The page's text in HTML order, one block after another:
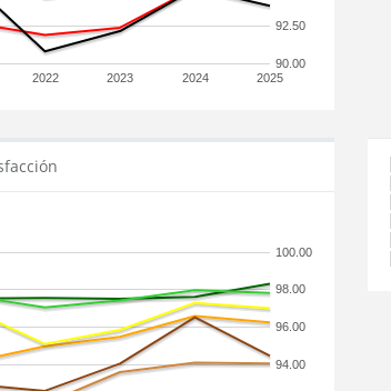
2022 2023 2024 2025
90.00
92.50
94.00
96.00
98.00
100.00